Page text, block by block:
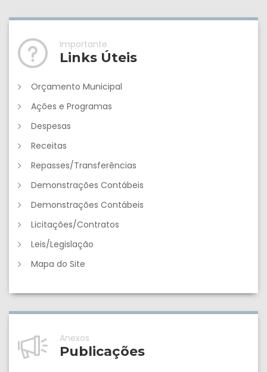
Importante
Links Úteis
Orçamento Municipal
Ações e Programas
Despesas
Receitas
Repasses/Transferências
Demonstrações Contábeis
Demonstrações Contábeis
Licitações/Contratos
Leis/Legislação
Mapa do Site
Anexos
Publicações